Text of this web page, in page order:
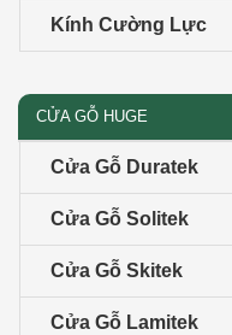
Kính Cường Lực
CỬA GỖ HUGE
Cửa Gỗ Duratek
Cửa Gỗ Solitek
Cửa Gỗ Skitek
Cửa Gỗ Lamitek